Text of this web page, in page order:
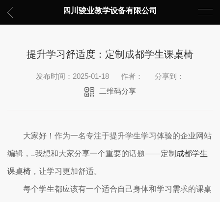
四川骏业教学设备有限公司
提升学习舒适度：定制成都学生课桌椅
发布时间：2025-01-18 作者：
分享到：
二维码分享
大家好！作为一名专注于提升学生学习体验的企业网站
编辑，..我想和大家分享一个重要的话题——定制 成都学生
课桌椅 ，让学习更加舒适。
每个学生都应该有一个适合自己身体和学习需求的课桌